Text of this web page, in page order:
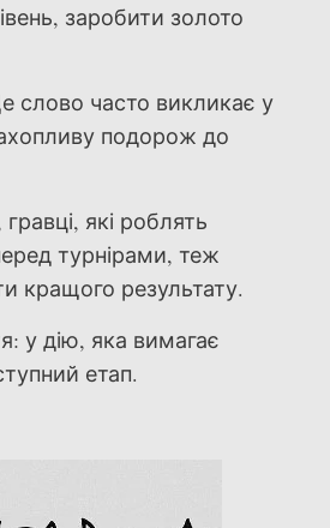
заробити золото
слово часто викликає у
подорож до
які роблять
турнірами, теж
кращого результату.
у дію, яка вимагає
етап.